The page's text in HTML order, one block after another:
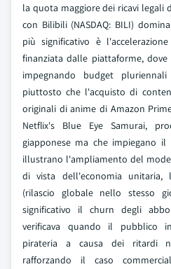
la quota maggiore dei ricavi legali
con Bilibili (NASDAQ: BILI)
più significativo è
finanziata dalle piattaforme,
impegnando budget
piuttosto che l'acquisto di
originali di anime di Amazon
Netflix's Blue Eye Samurai,
giapponese ma che impiegano il
illustrano l'ampliamento del
di vista dell'economia unitaria,
(rilascio globale nello stesso
significativo il churn degli
verificava quando il pubblico
pirateria a causa dei ritardi
rafforzando il caso